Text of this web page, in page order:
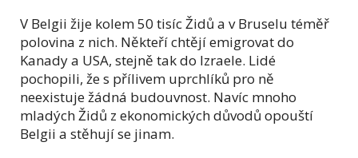
V Belgii žije kolem 50 tisíc Židů a v Bruselu téměř
polovina z nich. Někteří chtějí emigrovat do
Kanady a USA, stejně tak do Izraele. Lidé
pochopili, že s přílivem uprchlíků pro ně
neexistuje žádná budouvnost. Navíc mnoho
mladých Židů z ekonomických důvodů opouští
Belgii a stěhují se jinam.